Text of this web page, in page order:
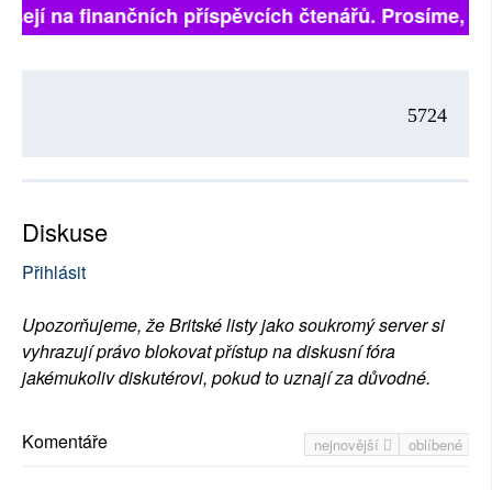
na finančních příspěvcích čtenářů. Prosíme,
5724
Diskuse
Přihlásit
Upozorňujeme, že Britské listy jako soukromý server si
vyhrazují právo blokovat přístup na diskusní fóra
jakémukoliv diskutérovi, pokud to uznají za důvodné.
nejnovější oblíbené
Komentáře